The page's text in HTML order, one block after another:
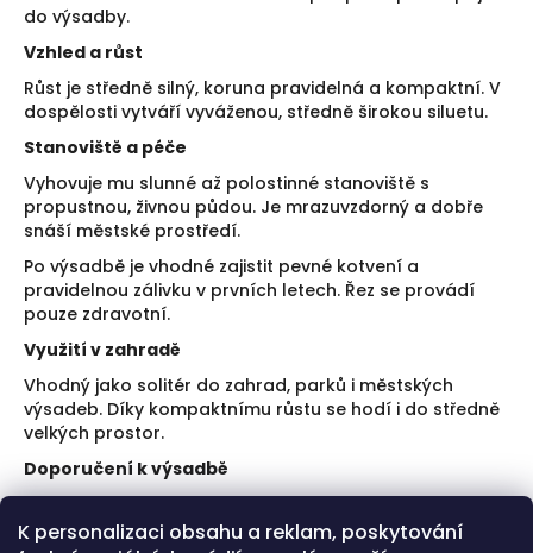
K personalizaci obsahu a reklam, poskytování
do výsadby.
Vzhled a růst
Růst je středně silný, koruna pravidelná a kompaktní. V
dospělosti vytváří vyváženou, středně širokou siluetu.
Stanoviště a péče
Vyhovuje mu slunné až polostinné stanoviště s
propustnou, živnou půdou. Je mrazuvzdorný a dobře
snáší městské prostředí.
Po výsadbě je vhodné zajistit pevné kotvení a
pravidelnou zálivku v prvních letech. Řez se provádí
pouze zdravotní.
Využití v zahradě
Vhodný jako solitér do zahrad, parků i městských
výsadeb. Díky kompaktnímu růstu se hodí i do středně
velkých prostor.
Doporučení k výsadbě
Počítejte s dostatečným prostorem pro budoucí